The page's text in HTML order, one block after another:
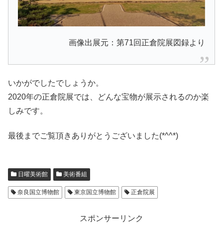
画像出展元：第71回正倉院展図録より
いかがでしたでしょうか。
2020年の正倉院展では、どんな宝物が展示されるのか楽
しみです。
最後までご覧頂きありがとうございました(*^^*)
日曜美術館 美術番組
奈良国立博物館 東京国立博物館 正倉院展
スポンサーリンク